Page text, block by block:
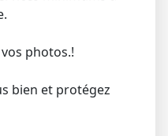
photos.!
bien et protégez